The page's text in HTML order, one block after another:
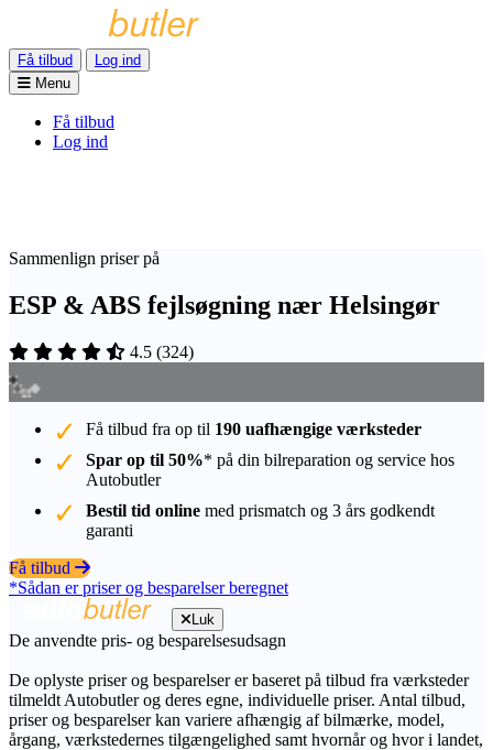
Få tilbud
Log ind
Menu
Få tilbud
Log ind
Sammenlign priser på
ESP & ABS fejlsøgning nær Helsingør
4.5 (324)
Få tilbud fra op til 190 uafhængige værksteder
Spar op til 50%* på din bilreparation og service hos
Autobutler
Bestil tid online med prismatch og 3 års godkendt
garanti
Få tilbud
*Sådan er priser og besparelser beregnet
Luk
De anvendte pris- og besparelsesudsagn
De oplyste priser og besparelser er baseret på tilbud fra værksteder
tilmeldt Autobutler og deres egne, individuelle priser. Antal tilbud,
priser og besparelser kan variere afhængig af bilmærke, model,
årgang, værkstedernes tilgængelighed samt hvornår og hvor i landet,